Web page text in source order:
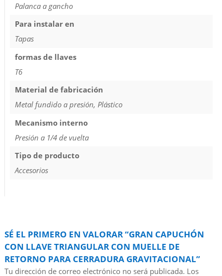
Palanca a gancho
Para instalar en
Tapas
formas de llaves
T6
Material de fabricación
Metal fundido a presión, Plástico
Mecanismo interno
Presión a 1/4 de vuelta
Tipo de producto
Accesorios
SÉ EL PRIMERO EN VALORAR “GRAN CAPUCHÓN
CON LLAVE TRIANGULAR CON MUELLE DE
RETORNO PARA CERRADURA GRAVITACIONAL”
Tu dirección de correo electrónico no será publicada. Los